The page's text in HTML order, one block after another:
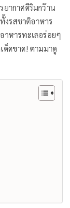
ากาศดีริมกว๊าน
งรสชาติอาหาร
าหารทะเลอร่อยๆ
ด็ดขาด! ตามมาดู